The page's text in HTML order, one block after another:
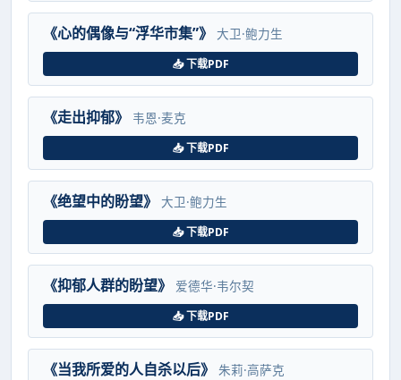
《心的偶像与“浮华市集”》 大卫·鲍力生
📥 下载PDF
《走出抑郁》 韦恩·麦克
📥 下载PDF
《绝望中的盼望》 大卫·鲍力生
📥 下载PDF
《抑郁人群的盼望》 爱德华·韦尔契
📥 下载PDF
《当我所爱的人自杀以后》 朱莉·高萨克